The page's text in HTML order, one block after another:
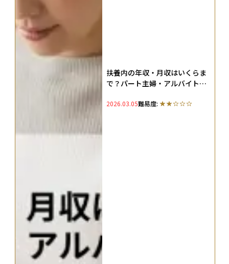
扶養内の年収・月収はいくらま
で？パート主婦・アルバイト学
範囲を解説
2026.03.05難易度: